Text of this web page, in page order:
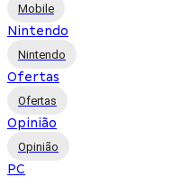
Mobile
Nintendo
Nintendo
Ofertas
Ofertas
Opinião
Opinião
PC